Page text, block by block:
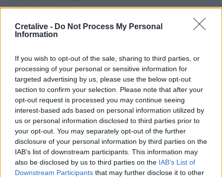
Cretalive - Do Not Process My Personal
Information
If you wish to opt-out of the sale, sharing to third parties, or
processing of your personal or sensitive information for
targeted advertising by us, please use the below opt-out
section to confirm your selection. Please note that after your
opt-out request is processed you may continue seeing
interest-based ads based on personal information utilized by
us or personal information disclosed to third parties prior to
your opt-out. You may separately opt-out of the further
disclosure of your personal information by third parties on the
IAB’s list of downstream participants. This information may
also be disclosed by us to third parties on the IAB’s List of
Downstream Participants that may further disclose it to other
Χανιά: Συνελήφθη 24χρονος μετά από καταγγελία ότι
κλείδωσε την 17χρονη πρώην του ε σπίτι
08:42
Κ.Καρτάλης: Η Ευρώπη θερμαίνεται ταχύτερα από άλλες
ηπείρους
08:34
Δεύτερη πηγή εισοδήματος για τους επαγγελματίες
ψαράδες ο αλιευτικός τουρισμός
08:25
Από την Αττική στη Νότια Γαλλία : Οι εμπειρίες Ελλήνων
και Γάλλων πυροσβεστών στα πύρινα μέτωπα